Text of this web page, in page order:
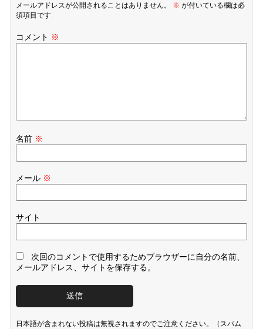
メールアドレスが公開されることはありません。 ※ が付いている欄は必
須項目です
コメント ※
名前 ※
メール ※
サイト
次回のコメントで使用するためブラウザーに自分の名前、
メールアドレス、サイトを保存する。
日本語が含まれない投稿は無視されますのでご注意ください。（スパム